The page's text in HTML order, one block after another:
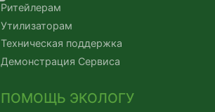
Ритейлерам
Утилизаторам
Техническая поддержка
Демонстрация Сервиса
ПОМОЩЬ ЭКОЛОГУ